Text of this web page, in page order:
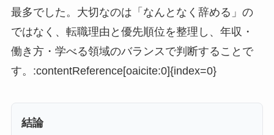
最多でした。大切なのは「なんとなく辞める」の
ではなく、転職理由と優先順位を整理し、年収・
働き方・学べる領域のバランスで判断することで
す。:contentReference[oaicite:0]{index=0}
結論